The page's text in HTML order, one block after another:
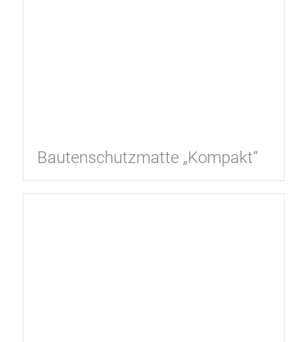
Bautenschutzmatte „Kompakt“